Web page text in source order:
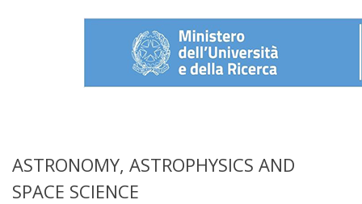
ASTRONOMY, ASTROPHYSICS AND
SPACE SCIENCE